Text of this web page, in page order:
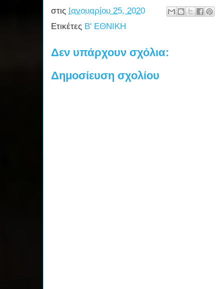
στις Ιανουαρίου 25, 2020
Ετικέτες Β' ΕΘΝΙΚΗ
Δεν υπάρχουν σχόλια:
Δημοσίευση σχολίου